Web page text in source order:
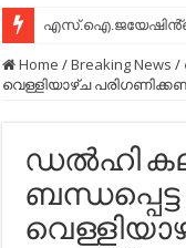
Home /Breaking News /
വെള്ളിയാഴ്​ച
ഡല്‍ഹി